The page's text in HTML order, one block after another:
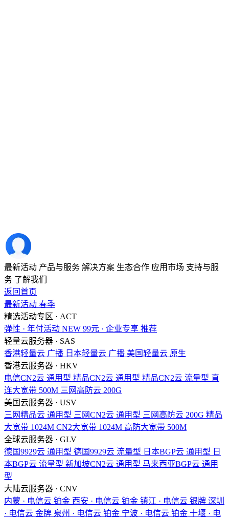
最新活动 产品与服务 解决方案 生态合作 应用市场 支持与服
务 了解我们
返回首页
最新活动 春季
精选活动专区 · ACT
弹性 · 年付活动 NEW 99元 · 企业专享 推荐
轻量云服务器 · SAS
香港轻量云 广播 日本轻量云 广播 美国轻量云 原生
香港云服务器 · HKV
电信CN2云 通用型 精品CN2云 通用型 精品CN2云 流量型 直
连大宽带 500M 三网高防云 200G
美国云服务器 · USV
三网精品云 通用型 三网CN2云 通用型 三网高防云 200G 精品
大宽带 1024M CN2大宽带 1024M 高防大宽带 500M
全球云服务器 · GLV
德国9929云 通用型 德国9929云 流量型 日本BGP云 通用型 日
本BGP云 流量型 新加坡CN2云 通用型 马来西亚BGP云 通用
型
大陆云服务器 · CNV
内蒙 · 电信云 铂金 西安 · 电信云 铂金 镇江 · 电信云 银牌 深圳
· 电信云 金牌 泉州 · 电信云 铂金 宁波 · 电信云 铂金 十堰 · 电